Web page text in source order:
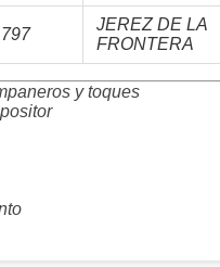
JEREZ DE LA
FRONTERA
y toques